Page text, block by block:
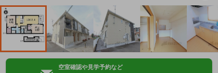
空室確認や見学予約など